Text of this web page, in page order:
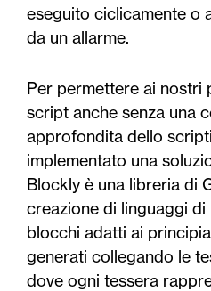
eseguito ciclicamente o
da un allarme.
Per permettere ai nostri
script anche senza una
approfondita dello
implementato una
Blockly è una libreria di
creazione di linguaggi
blocchi adatti ai
generati collegando le
dove ogni tessera